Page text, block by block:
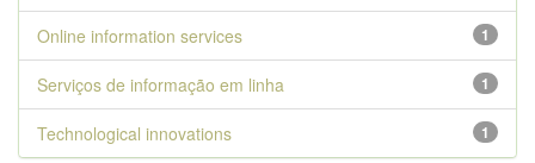
1
Online information services
1
Serviços de informação em linha
1
Technological innovations